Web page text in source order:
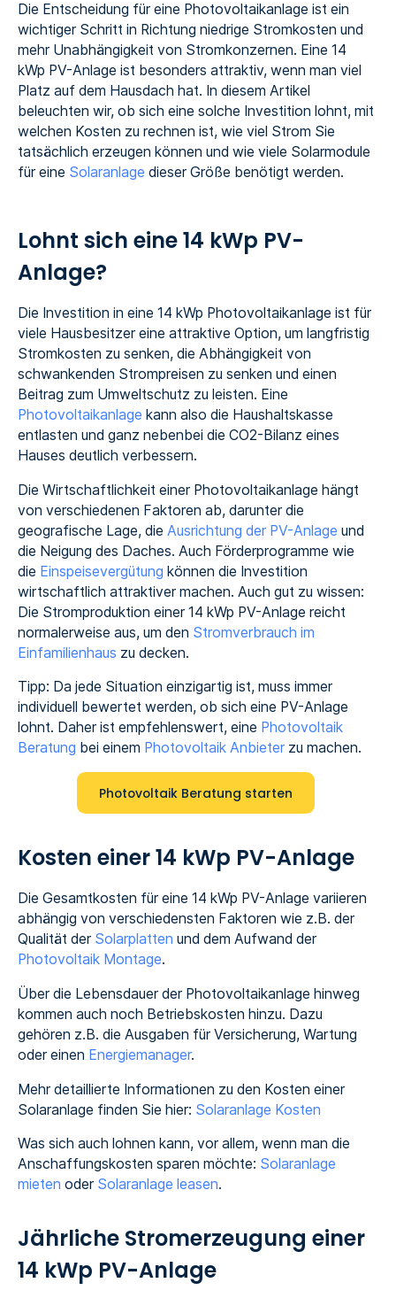
Die Entscheidung für eine Photovoltaikanlage ist ein
wichtiger Schritt in Richtung niedrige Stromkosten und
mehr Unabhängigkeit von Stromkonzernen. Eine 14
kWp PV-Anlage ist besonders attraktiv, wenn man viel
Platz auf dem Hausdach hat. In diesem Artikel
beleuchten wir, ob sich eine solche Investition lohnt, mit
welchen Kosten zu rechnen ist, wie viel Strom Sie
tatsächlich erzeugen können und wie viele Solarmodule
für eine Solaranlage dieser Größe benötigt werden.
Lohnt sich eine 14 kWp PV-
Anlage?
Die Investition in eine 14 kWp Photovoltaikanlage ist für
viele Hausbesitzer eine attraktive Option, um langfristig
Stromkosten zu senken, die Abhängigkeit von
schwankenden Strompreisen zu senken und einen
Beitrag zum Umweltschutz zu leisten. Eine
Photovoltaikanlage kann also die Haushaltskasse
entlasten und ganz nebenbei die CO2-Bilanz eines
Hauses deutlich verbessern.
Die Wirtschaftlichkeit einer Photovoltaikanlage hängt
von verschiedenen Faktoren ab, darunter die
geografische Lage, die Ausrichtung der PV-Anlage und
die Neigung des Daches. Auch Förderprogramme wie
die Einspeisevergütung können die Investition
wirtschaftlich attraktiver machen. Auch gut zu wissen:
Die Stromproduktion einer 14 kWp PV-Anlage reicht
normalerweise aus, um den Stromverbrauch im
Einfamilienhaus zu decken.
Tipp: Da jede Situation einzigartig ist, muss immer
individuell bewertet werden, ob sich eine PV-Anlage
lohnt. Daher ist empfehlenswert, eine Photovoltaik
Beratung bei einem Photovoltaik Anbieterzu machen.
Photovoltaik Beratung starten
Kosten einer 14 kWp PV-Anlage
Die Gesamtkosten für eine 14 kWp PV-Anlage variieren
abhängig von verschiedensten Faktoren wie z.B. der
Qualität der Solarplatten und dem Aufwand der
Photovoltaik Montage.
Über die Lebensdauer der Photovoltaikanlage hinweg
kommen auch noch Betriebskosten hinzu. Dazu
gehören z.B. die Ausgaben für Versicherung, Wartung
oder einen Energiemanager.
Mehr detaillierte Informationen zu den Kosten einer
Solaranlage finden Sie hier: Solaranlage Kosten
Was sich auch lohnen kann, vor allem, wenn man die
Anschaffungskosten sparen möchte: Solaranlage
mieten oder Solaranlage leasen.
Jährliche Stromerzeugung einer
14 kWp PV-Anlage